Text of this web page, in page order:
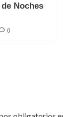
Noches
0